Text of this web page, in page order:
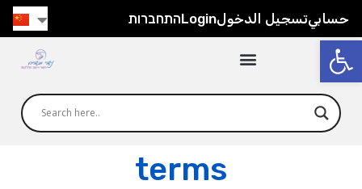
打开工具栏
התחברותLoginتسجيل الدخولحسابي
terms